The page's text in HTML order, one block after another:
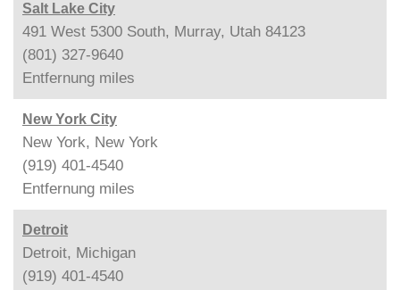
Salt Lake City
491 West 5300 South, Murray, Utah 84123
(801) 327-9640
Entfernung miles
New York City
New York, New York
(919) 401-4540
Entfernung miles
Detroit
Detroit, Michigan
(919) 401-4540